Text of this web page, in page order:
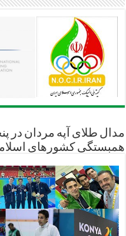
مدال طلای آپه مردان در
همبستگی کشورهای